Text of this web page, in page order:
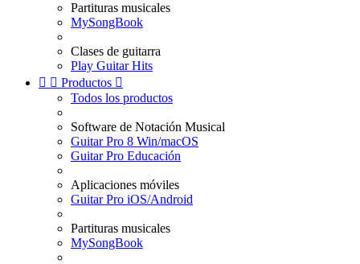
Partituras musicales
MySongBook
Clases de guitarra
Play Guitar Hits
  Productos 
Todos los productos
Software de Notación Musical
Guitar Pro 8 Win/macOS
Guitar Pro Educación
Aplicaciones móviles
Guitar Pro iOS/Android
Partituras musicales
MySongBook